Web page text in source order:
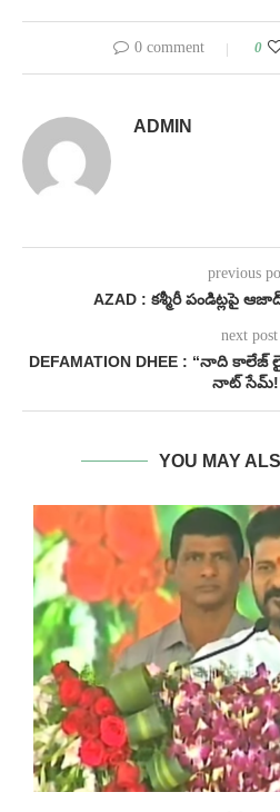
0 comment 0
ADMIN
previous
AZAD : కశ్మీరీ పండిట్లపై
next post
DEFAMATION DHEE : “నాది
నాట్
YOU MAY